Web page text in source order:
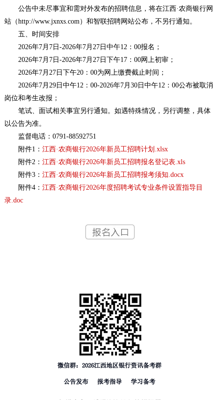
公告中未尽事宜和需对外发布的招聘信息，将在江西·农商银行网
站（http://www.jxnxs.com）和智联招聘网站公布，不另行通知。
五、时间安排
2026年7月7日-2026年7月27日中午12：00报名；
2026年7月7日-2026年7月27日下午17：00网上初审；
2026年7月27日下午20：00为网上缴费截止时间；
2026年7月29日中午12：00-2026年7月30日中午12：00公布被取消
岗位和考生改报；
笔试、面试相关事宜另行通知。如遇特殊情况，另行调整，具体
以公告为准。
监督电话：0791-88592751
附件1： 江西·农商银行2026年新员工招聘计划.xlsx
附件2： 江西·农商银行2026年新员工招聘报名登记表.xls
附件3： 江西·农商银行2026年新员工招聘报考须知.docx
附件4： 江西·农商银行2026年度招聘考试专业条件设置指导目
录.doc